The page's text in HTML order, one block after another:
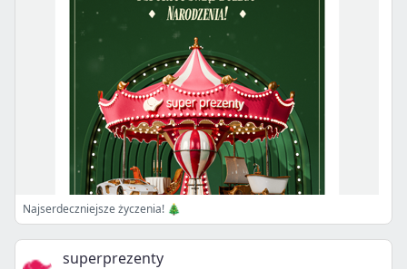
Najserdeczniejsze życzenia! 🎄
superprezenty